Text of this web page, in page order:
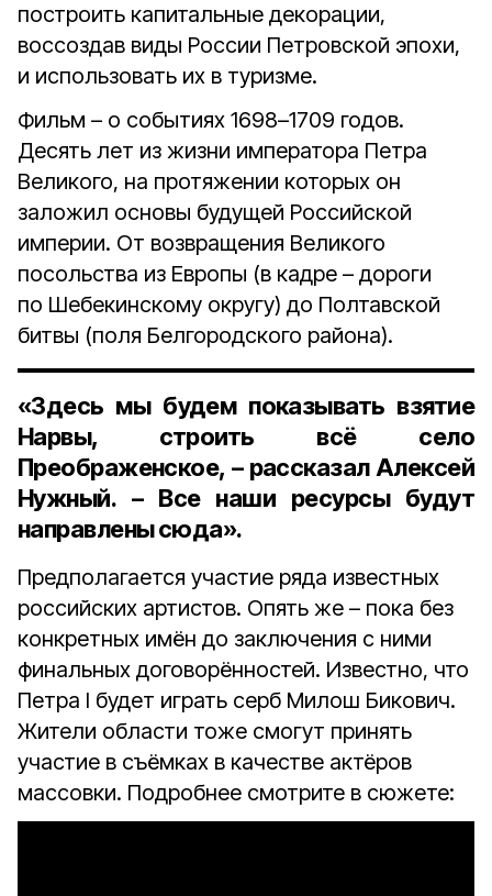
построить капитальные декорации,
воссоздав виды России Петровской эпохи,
и использовать их в туризме.
Фильм – о событиях 1698–1709 годов.
Десять лет из жизни императора Петра
Великого, на протяжении которых он
заложил основы будущей Российской
империи. От возвращения Великого
посольства из Европы (в кадре – дороги
по Шебекинскому округу) до Полтавской
битвы (поля Белгородского района).
«Здесь мы будем показывать взятие
Нарвы, строить всё село
Преображенское, – рассказал Алексей
Нужный. – Все наши ресурсы будут
направлены сюда».
Предполагается участие ряда известных
российских артистов. Опять же – пока без
конкретных имён до заключения с ними
финальных договорённостей. Известно, что
Петра I будет играть серб Милош Бикович.
Жители области тоже смогут принять
участие в съёмках в качестве актёров
массовки. Подробнее смотрите в сюжете: